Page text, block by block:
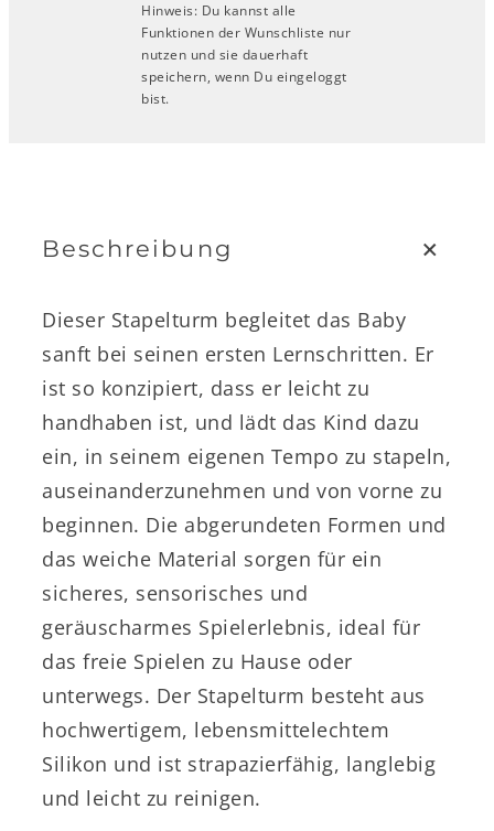
t
r
m
K
l
e
i
n
e
B
u
r
g
M
e
n
Hinweis: Du kannst alle
Funktionen der Wunschliste nur
nutzen und sie dauerhaft
speichern, wenn Du eingeloggt
bist.
Beschreibung +
Dieser Stapelturm begleitet das Baby
sanft bei seinen ersten Lernschritten. Er
ist so konzipiert, dass er leicht zu
handhaben ist, und lädt das Kind dazu
ein, in seinem eigenen Tempo zu stapeln,
auseinanderzunehmen und von vorne zu
beginnen. Die abgerundeten Formen und
das weiche Material sorgen für ein
sicheres, sensorisches und
geräuscharmes Spielerlebnis, ideal für
das freie Spielen zu Hause oder
unterwegs. Der Stapelturm besteht aus
hochwertigem, lebensmittelechtem
Silikon und ist strapazierfähig, langlebig
und leicht zu reinigen.